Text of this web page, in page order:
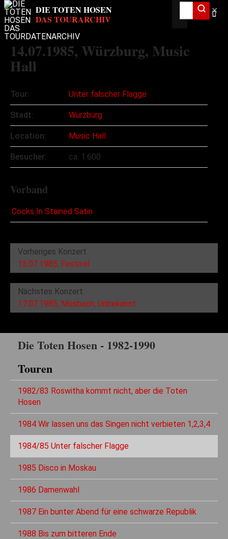
✕
14.07.1985, Würzburg, Music
Hall
Tour: Unter falscher Flagge
Stadt: Würzburg
Location: Music Hall
Besucher: ca. 1.600
Vorband
Cocks In Stained Satin
Vorheriges Konzert
13.07.1985, Festival
Nächstes Konzert
17.07.1985, Mosbach, Unbekannt
Die Toten Hosen - 1982-1990
Touren
1982/83 Roswitha kommt nicht, aber die Toten
Hosen
1984 Wir lassen uns das Singen nicht verbieten 1,2,3,4
1984/85 Unter falscher Flagge
1985 Disco in Moskau
1986 Damenwahl
1987 Ein bunter Abend für eine schwarze Republik
1988 Bis zum bitteren Ende